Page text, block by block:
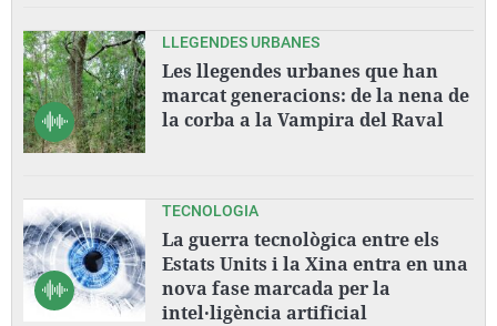
LLEGENDES URBANES
Les llegendes urbanes que han
marcat generacions: de la nena de
la corba a la Vampira del Raval
TECNOLOGIA
La guerra tecnològica entre els
Estats Units i la Xina entra en una
nova fase marcada per la
intel·ligència artificial